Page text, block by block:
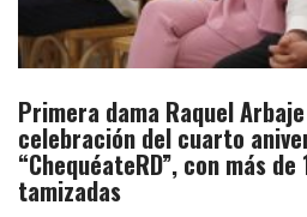
Primera dama Raquel
celebración del cuarto
“ChequéateRD”, con más
tamizadas